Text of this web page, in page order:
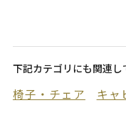
下記カテゴリにも関連し
椅子・チェア キャ